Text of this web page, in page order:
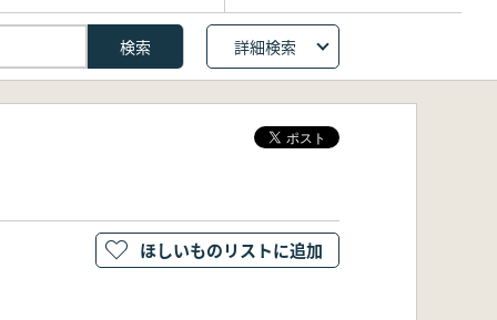
詳細検索
ほしいものリストに追加